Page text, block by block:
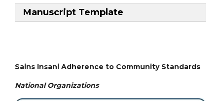
Manuscript Template
Sains Insani Adherence to Community Standards
National Organizations